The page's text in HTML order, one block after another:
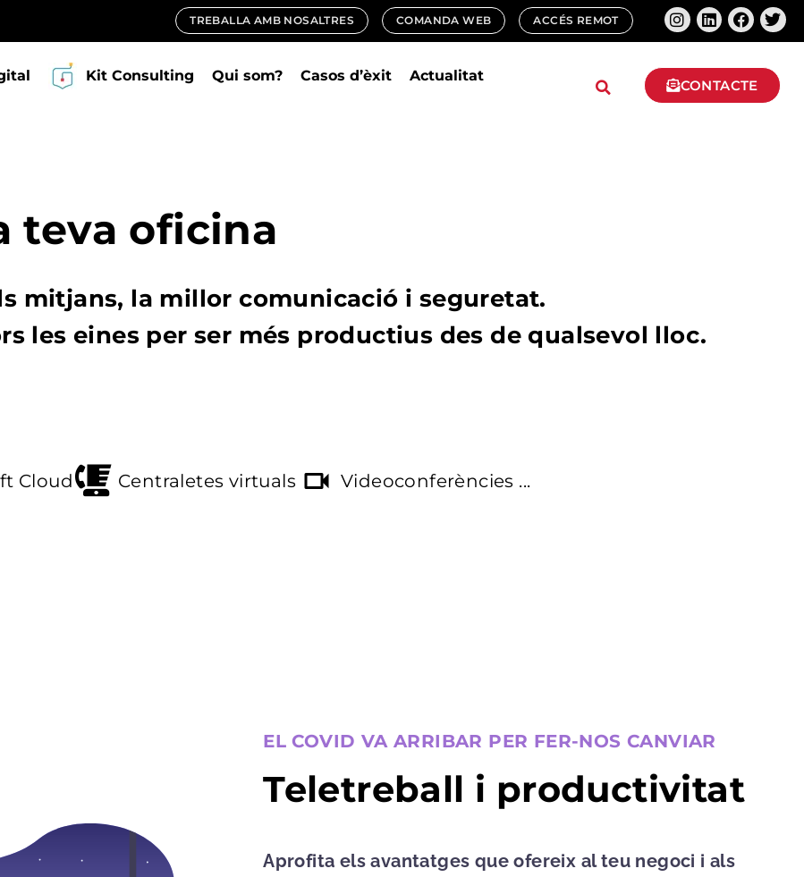
TREBALLA AMB NOSALTRES COMANDA WEB ACCÉS REMOT
Kit Consulting Qui som? Casos d’èxit Actualitat
CONTACTE
teva oficina
mitjans, la millor comunicació i seguretat.
les eines per ser més productius des de qualsevol lloc.
Cloud Centraletes virtuals Videoconferències ...
EL COVID VA ARRIBAR PER FER-NOS CANVIAR
Teletreball i productivitat
Aprofita els avantatges que ofereix al teu negoci i als